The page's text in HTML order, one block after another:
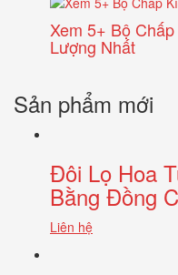
Xem 5+ Bộ
Lượng Nhất
Sản phẩm mới
Đôi Lọ Hoa
Bằng Đồng
Liên hệ